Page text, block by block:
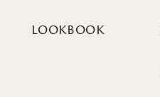
LOOKBOOK